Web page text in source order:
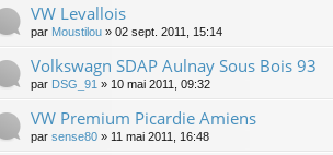
VW Levallois
par Moustilou » 02 sept. 2011, 15:14
Volkswagn SDAP Aulnay Sous Bois 93
par DSG_91 » 10 mai 2011, 09:32
VW Premium Picardie Amiens
par sense80 » 11 mai 2011, 16:48